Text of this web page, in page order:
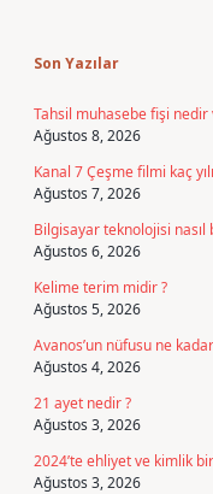
Son Yazılar
Tahsil muhasebe fişi nedir
Ağustos 8, 2026
Kanal 7 Çeşme filmi kaç
Ağustos 7, 2026
Bilgisayar teknolojisi nasıl
Ağustos 6, 2026
Kelime terim midir ?
Ağustos 5, 2026
Avanos’un nüfusu ne
Ağustos 4, 2026
21 ayet nedir ?
Ağustos 3, 2026
2024’te ehliyet ve kimlik
Ağustos 3, 2026